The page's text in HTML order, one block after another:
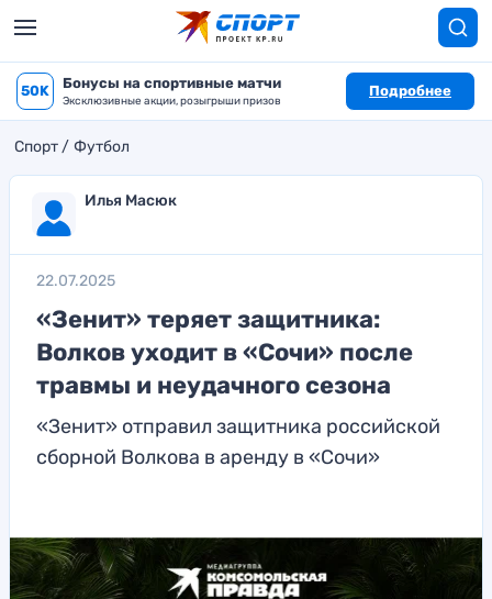
50K Бонусы на спортивные матчи
Эксклюзивные акции, розыгрыши призов
Подробнее
Спорт Футбол
Илья Масюк
22.07.2025
«Зенит» теряет защитника:
Волков уходит в «Сочи» после
травмы и неудачного сезона
«Зенит» отправил защитника российской
сборной Волкова в аренду в «Сочи»